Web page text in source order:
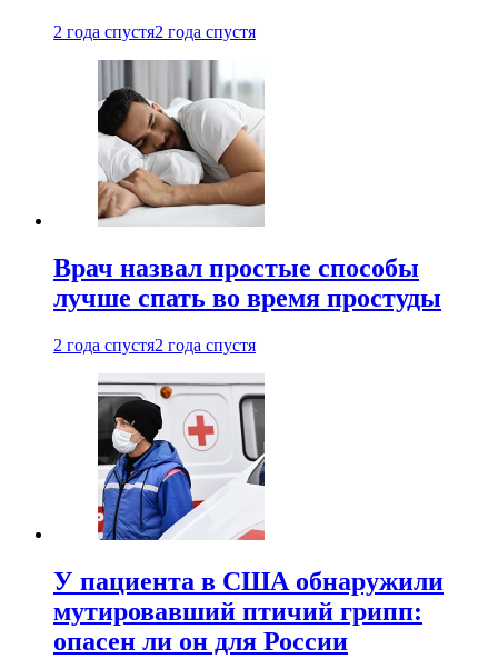
2 года спустя2 года спустя
Врач назвал простые способы
лучше спать во время простуды
2 года спустя2 года спустя
У пациента в США обнаружили
мутировавший птичий грипп:
опасен ли он для России